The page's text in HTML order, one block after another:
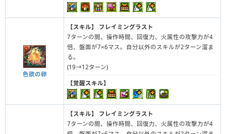
色欲の卵
【スキル】
フレイミングラスト
7ターンの間、操作時間、回復力、火属性の攻撃力が4
倍、盤面が7×6マス。自分以外のスキルが2ターン溜ま
る。
(19→12ターン)
【覚醒スキル】
【スキル】
フレイミングラスト
7ターンの間、操作時間、回復力、火属性の攻撃力が4